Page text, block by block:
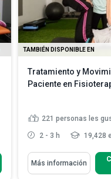
TAMBIÉN DISPONIBLE EN
Tratamiento y
Paciente en
221 personas les
2 - 3 h 19,428
Más información